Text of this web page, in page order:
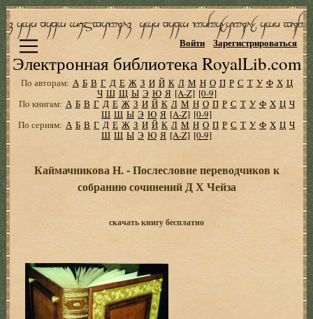
Электронная библиотека RoyalLib.com
Войти Зарегистрироваться
По авторам: А Б В Г Д Е Ж З И Й К Л М Н О П Р С Т У Ф Х Ц
Ч Ш Щ Ы Э Ю Я [A-Z] [0-9]
По книгам: А Б В Г Д Е Ж З И Й К Л М Н О П Р С Т У Ф Х Ц Ч
Ш Щ Ы Э Ю Я [A-Z] [0-9]
По сериям: А Б В Г Д Е Ж З И Й К Л М Н О П Р С Т У Ф Х Ц Ч
Ш Щ Ы Э Ю Я [A-Z] [0-9]
Каймачникова Н. - Послесловие переводчиков к
собранию сочинений Д Х Чейза
скачать книгу бесплатно